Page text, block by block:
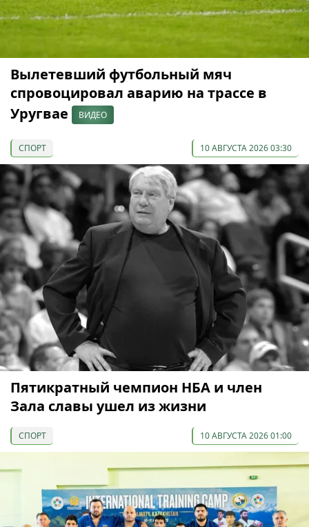
Вылетевший футбольный мяч
спровоцировал аварию на трассе в
Уругвае
ВИДЕО
СПОРТ 10 АВГУСТА 2026 03:30
Пятикратный чемпион НБА и член
Зала славы ушел из жизни
СПОРТ 10 АВГУСТА 2026 01:00